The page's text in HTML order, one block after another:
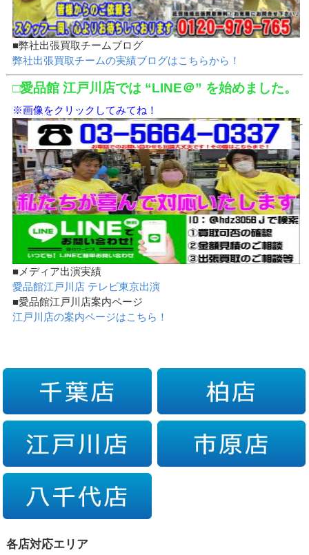
■弊社出張買取チームブログ
弊社出張買取チームの実績ブログはこちらから！
□愛品館 江戸川店では “LINE＠” を始めました。
※画像をクリックしてみてね！
■メディア出演実績
愛品館江戸川店 テレビ東京出演
■愛品館江戸川店案内ページ
江戸川店の案内ページはこちら！
各店対応エリア